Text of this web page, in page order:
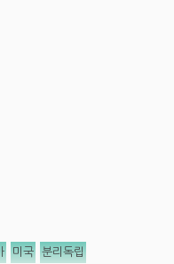
미국 분리독립